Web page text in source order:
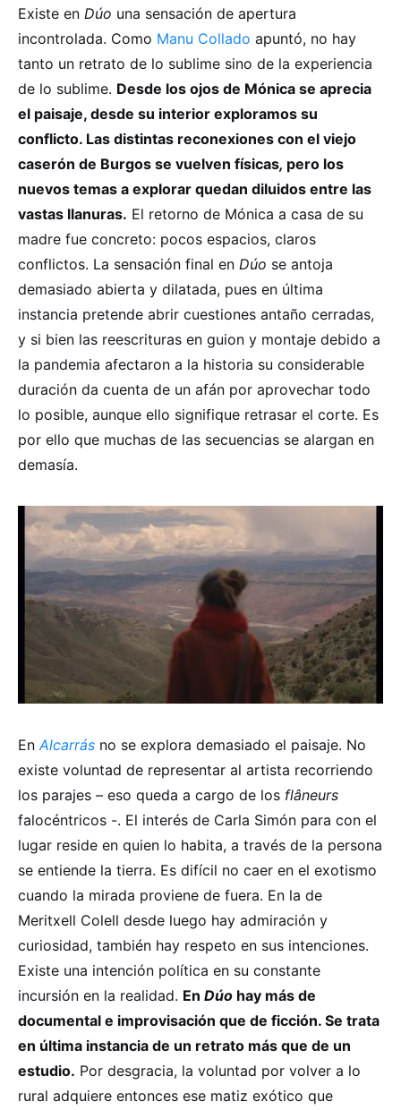
Existe en Dúo una sensación de apertura
incontrolada. Como Manu Collado apuntó, no hay
tanto un retrato de lo sublime sino de la experiencia
de lo sublime. Desde los ojos de Mónica se aprecia
el paisaje, desde su interior exploramos su
conflicto. Las distintas reconexiones con el viejo
caserón de Burgos se vuelven físicas, pero los
nuevos temas a explorar quedan diluidos entre las
vastas llanuras. El retorno de Mónica a casa de su
madre fue concreto: pocos espacios, claros
conflictos. La sensación final en Dúo se antoja
demasiado abierta y dilatada, pues en última
instancia pretende abrir cuestiones antaño cerradas,
y si bien las reescrituras en guion y montaje debido a
la pandemia afectaron a la historia su considerable
duración da cuenta de un afán por aprovechar todo
lo posible, aunque ello signifique retrasar el corte. Es
por ello que muchas de las secuencias se alargan en
demasía.
En Alcarrás no se explora demasiado el paisaje. No
existe voluntad de representar al artista recorriendo
los parajes – eso queda a cargo de los flâneurs
falocéntricos -. El interés de Carla Simón para con el
lugar reside en quien lo habita, a través de la persona
se entiende la tierra. Es difícil no caer en el exotismo
cuando la mirada proviene de fuera. En la de
Meritxell Colell desde luego hay admiración y
curiosidad, también hay respeto en sus intenciones.
Existe una intención política en su constante
incursión en la realidad. En Dúo hay más de
documental e improvisación que de ficción. Se trata
en última instancia de un retrato más que de un
estudio. Por desgracia, la voluntad por volver a lo
rural adquiere entonces ese matiz exótico que